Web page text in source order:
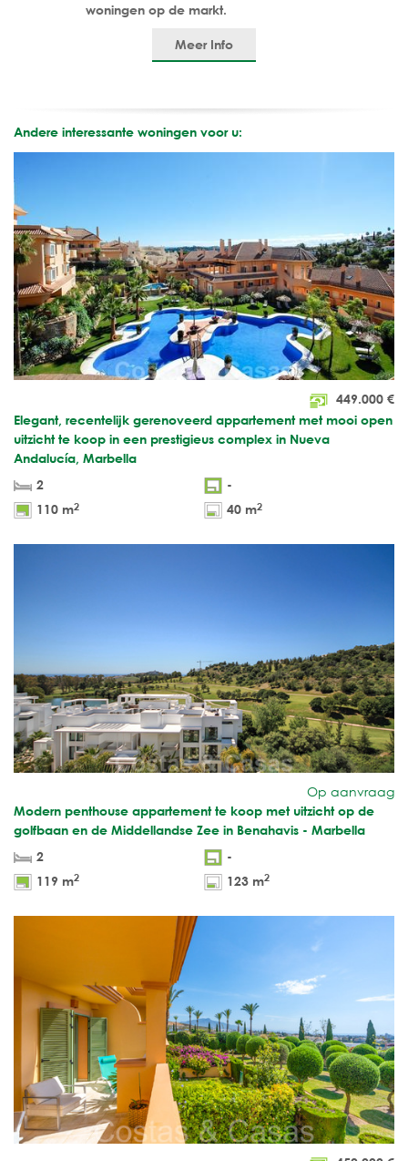
woningen op de markt.
Meer Info
Andere interessante woningen voor u:
449.000 €
Elegant, recentelijk gerenoveerd appartement met mooi open
uitzicht te koop in een prestigieus complex in Nueva
Andalucía, Marbella
2
-
110 m2 40 m2
Op aanvraag
Modern penthouse appartement te koop met uitzicht op de
golfbaan en de Middellandse Zee in Benahavis - Marbella
2
-
119 m2 123 m2